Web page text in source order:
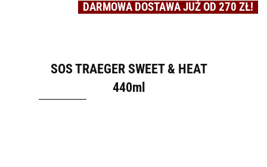
DARMOWA DOSTAWA JUŻ OD 270 ZŁ!
SOS TRAEGER SWEET & HEAT
440ml